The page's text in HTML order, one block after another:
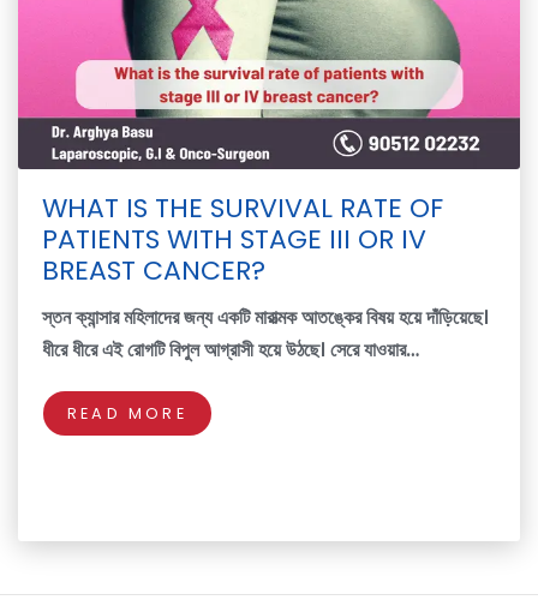
WHAT IS THE SURVIVAL RATE OF
PATIENTS WITH STAGE III OR IV
BREAST CANCER?
স্তন ক্যান্সার মহিলাদের জন্য একটি মারাত্মক আতঙ্কের বিষয় হয়ে দাঁড়িয়েছে।
ধীরে ধীরে এই রোগটি বিপুল আগ্রাসী হয়ে উঠছে। সেরে যাওয়ার…
READ MORE